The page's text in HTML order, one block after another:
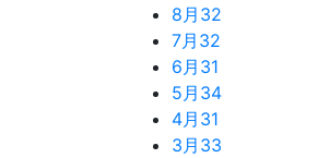
8月 32
7月 32
6月 31
5月 34
4月 31
3月 33